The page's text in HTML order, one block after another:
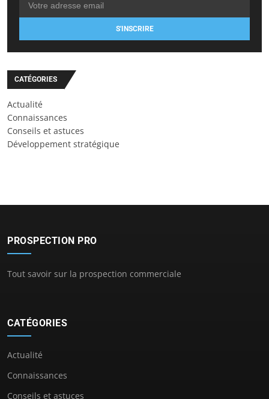
S'INSCRIRE
CATÉGORIES
Actualité
Connaissances
Conseils et astuces
Développement stratégique
PROSPECTION PRO
Tout savoir sur la prospection commerciale
CATÉGORIES
Actualité
Connaissances
Conseils et astuces